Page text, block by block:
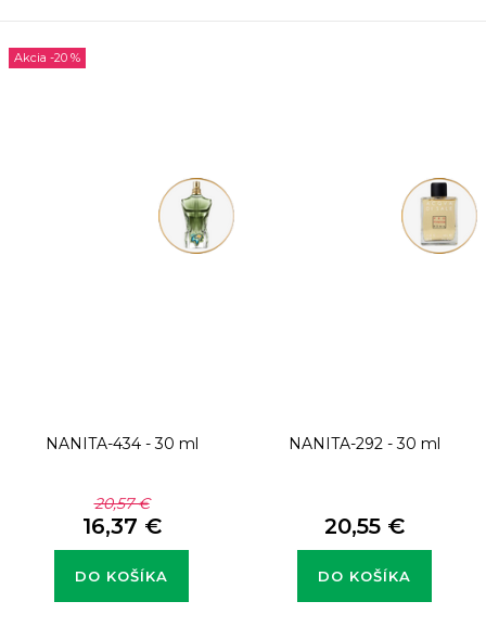
-20 %
NANITA-434 - 30 ml
20,57 €
16,37 €
DO KOŠÍKA
NANITA-292 - 30 ml
20,55 €
DO KOŠÍKA